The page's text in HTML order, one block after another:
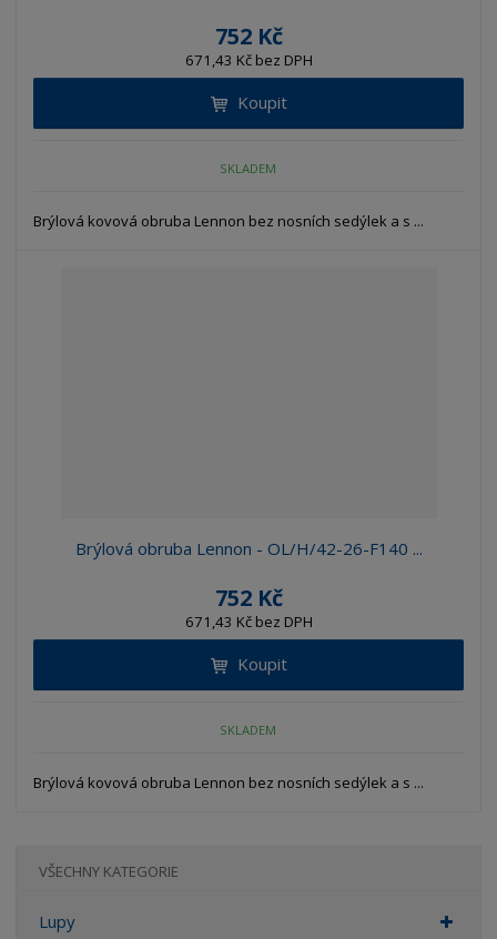
752 Kč
671,43 Kč bez DPH
Koupit
SKLADEM
Brýlová kovová obruba Lennon bez nosních sedýlek a s ...
Brýlová obruba Lennon - OL/H/42-26-F140 ...
752 Kč
671,43 Kč bez DPH
Koupit
SKLADEM
Brýlová kovová obruba Lennon bez nosních sedýlek a s ...
VŠECHNY KATEGORIE
Lupy